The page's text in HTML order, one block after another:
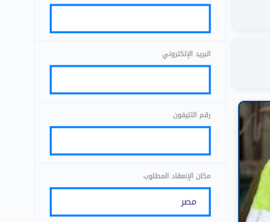
البريد الإلكتروني
رقم التليفون
مكان الإنعقاد المطلوب